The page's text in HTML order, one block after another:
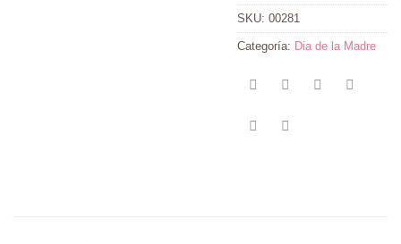
SKU: 00281
Categoría: Dia de la Madre